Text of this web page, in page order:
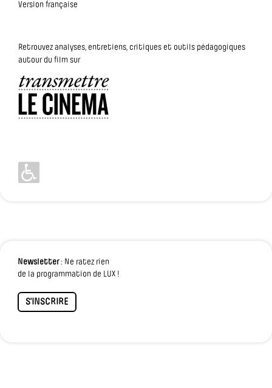
Version française
Retrouvez analyses, entretiens, critiques et outils pédagogiques
autour du film sur
Newsletter: Ne ratez rien
de la programmation de LUX !
S'INSCRIRE